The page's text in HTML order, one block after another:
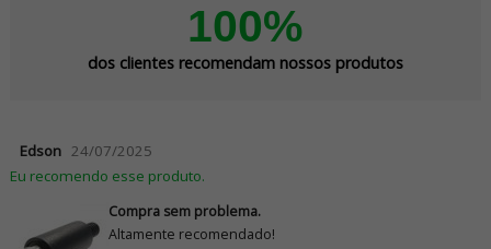
100%
dos clientes recomendam nossos produtos
Edson 24/07/2025
Eu recomendo esse produto.
Compra sem problema.
Altamente recomendado!